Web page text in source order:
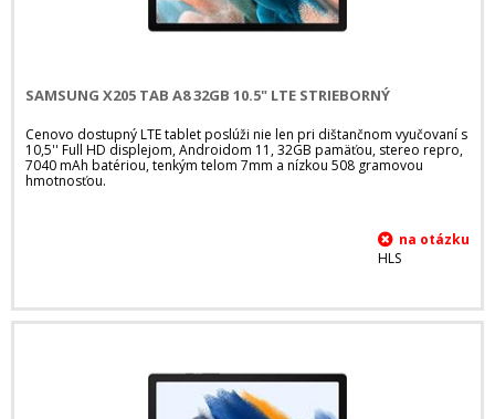
SAMSUNG X205 TAB A8 32GB 10.5" LTE STRIEBORNÝ
Cenovo dostupný LTE tablet poslúži nie len pri dištančnom vyučovaní s
10,5'' Full HD displejom, Androidom 11, 32GB pamäťou, stereo repro,
7040 mAh batériou, tenkým telom 7mm a nízkou 508 gramovou
hmotnosťou.
HLS